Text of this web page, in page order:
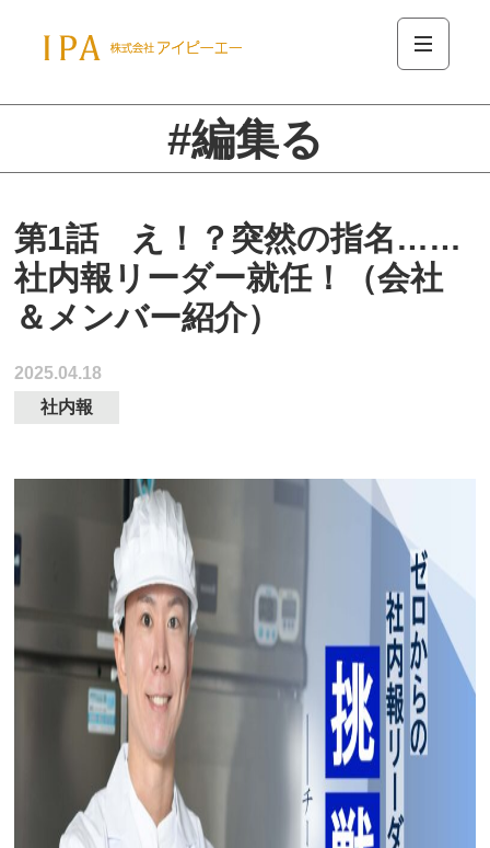
#編集る
第1話 え！？突然の指名……
社内報リーダー就任！（会社
＆メンバー紹介）
2025.04.18
社内報